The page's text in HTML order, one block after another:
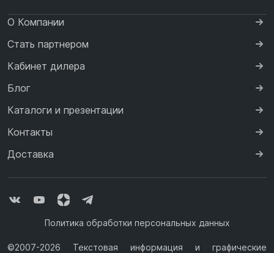
О Компании
Стать партнером
Кабинет дилера
Блог
Каталоги и презентации
Контакты
Доставка
Политика обработки персональных данных
©2007-2026 Текстовая информация и графические